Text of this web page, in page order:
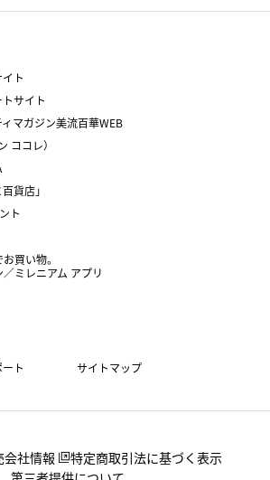
五月人形
ホワイトデー
ト
ト
サイト
マガジン美流百華WEB
ココレ）
貨店」
ト
買い物。
ミレニアム アプリ
ト サイトマップ
会社情報
特定商取引法に基づく表示